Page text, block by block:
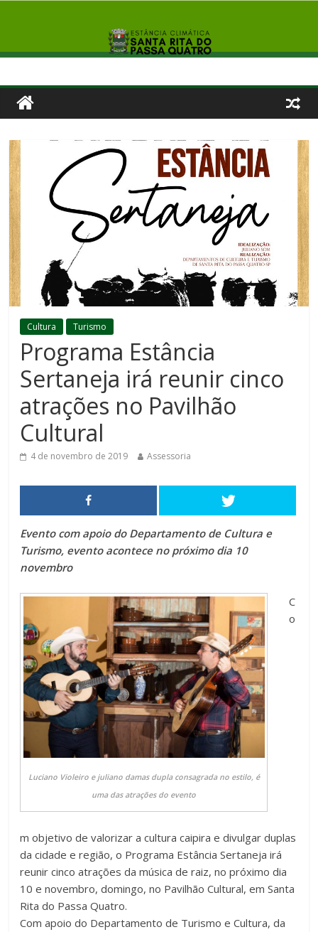
Cultura Turismo
Programa Estância
Sertaneja irá reunir cinco
atrações no Pavilhão
Cultural
4 de novembro de 2019 Assessoria
Evento com apoio do Departamento de Cultura e
Turismo, evento acontece no próximo dia 10
novembro
Luciano Violeiro e juliano damas dupla consagrada no estilo, é
uma das atrações do evento
C
o
m objetivo de valorizar a cultura caipira e divulgar duplas
da cidade e região, o Programa Estância Sertaneja irá
reunir cinco atrações da música de raiz, no próximo dia
10 e novembro, domingo, no Pavilhão Cultural, em Santa
Rita do Passa Quatro.
Com apoio do Departamento de Turismo e Cultura, da